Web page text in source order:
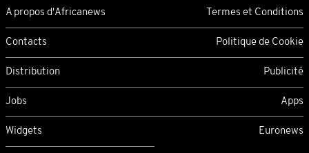
A propos d'Africanews Termes et Conditions
Contacts Politique de Cookie
Distribution Publicité
Jobs Apps
Widgets Euronews